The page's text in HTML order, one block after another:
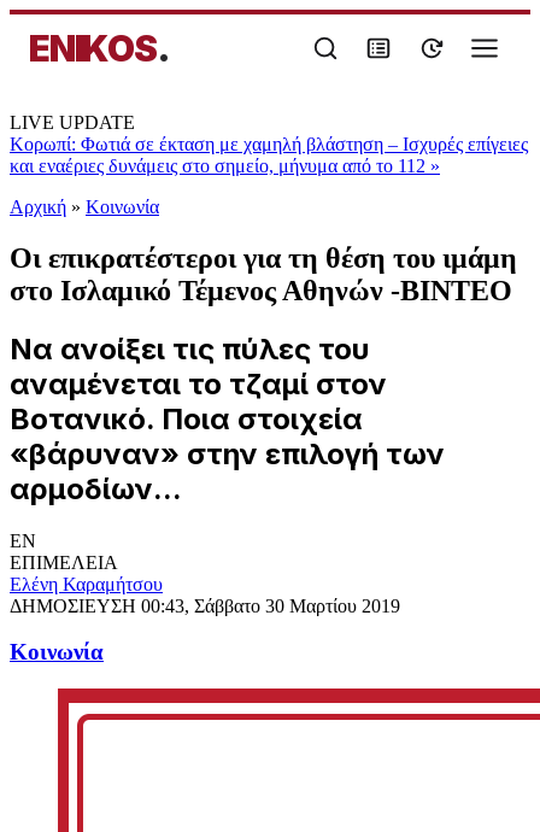
ENIKOS.
LIVE UPDATE
Κορωπί: Φωτιά σε έκταση με χαμηλή βλάστηση – Ισχυρές επίγειες
και εναέριες δυνάμεις στο σημείο, μήνυμα από το 112 »
Αρχική » Κοινωνία
Oι επικρατέστεροι για τη θέση του ιμάμη
στο Ισλαμικό Τέμενος Αθηνών -BINTEO
Να ανοίξει τις πύλες του
αναμένεται το τζαμί στον
Βοτανικό. Ποια στοιχεία
«βάρυναν» στην επιλογή των
αρμοδίων...
EN
ΕΠΙΜΕΛΕΙΑ
Ελένη Καραμήτσου
ΔΗΜΟΣΙΕΥΣΗ 00:43, Σάββατο 30 Μαρτίου 2019
Κοινωνία